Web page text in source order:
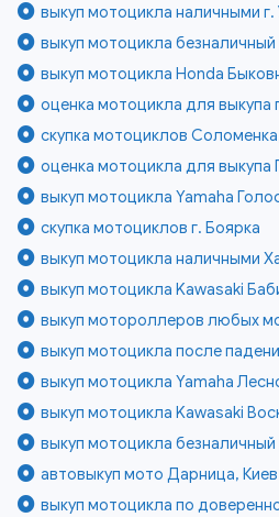
выкуп мотоцикла наличными г.
выкуп мотоцикла безналичный
выкуп мотоцикла Honda
оценка мотоцикла для выкупа
скупка мотоциклов
оценка мотоцикла для выкупа
выкуп мотоцикла Yamaha
скупка мотоциклов г. Боярка
выкуп мотоцикла наличными
выкуп мотоцикла Kawasaki
выкуп мотороллеров любых
выкуп мотоцикла после
выкуп мотоцикла Yamaha
выкуп мотоцикла Kawasaki
выкуп мотоцикла
автовыкуп мото Дарница, Киев
выкуп мотоцикла по